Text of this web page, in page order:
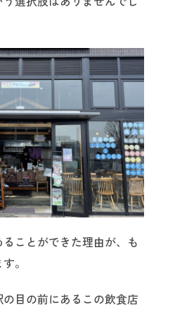
ことができた理由が、も
。
の目の前にあるこの飲食店